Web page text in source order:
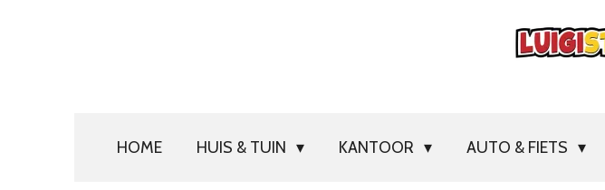
HOME HUIS & TUIN KANTOOR AUTO & FIETS